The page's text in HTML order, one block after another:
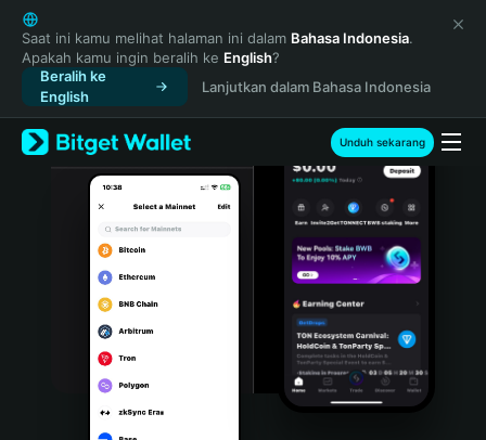
English
日本語
Tiếng Việt
Русский
Español (Latinoamérica)
Türkçe
Italiano
Português (Portugal)
Bahasa Indonesia
Saat ini kamu melihat halaman ini dalam Bahasa Indonesia.
Apakah kamu ingin beralih ke English?
Beralih ke
English
Lanjutkan dalam Bahasa Indonesia
Unduh sekarang